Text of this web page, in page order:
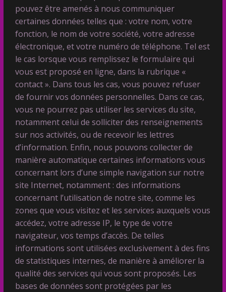
pouvez être amenés à nous communiquer
certaines données telles que : votre nom, votre
fonction, le nom de votre société, votre adresse
électronique, et votre numéro de téléphone. Tel est
le cas lorsque vous remplissez le formulaire qui
vous est proposé en ligne, dans la rubrique «
contact ». Dans tous les cas, vous pouvez refuser
de fournir vos données personnelles. Dans ce cas,
vous ne pourrez pas utiliser les services du site,
notamment celui de solliciter des renseignements
sur nos activités, ou de recevoir les lettres
d’information. Enfin, nous pouvons collecter de
manière automatique certaines informations vous
concernant lors d’une simple navigation sur notre
site Internet, notamment : des informations
concernant l’utilisation de notre site, comme les
zones que vous visitez et les services auxquels vous
accédez, votre adresse IP, le type de votre
navigateur, vos temps d’accès. De telles
informations sont utilisées exclusivement à des fins
de statistiques internes, de manière à améliorer la
qualité des services qui vous sont proposés. Les
bases de données sont protégées par les